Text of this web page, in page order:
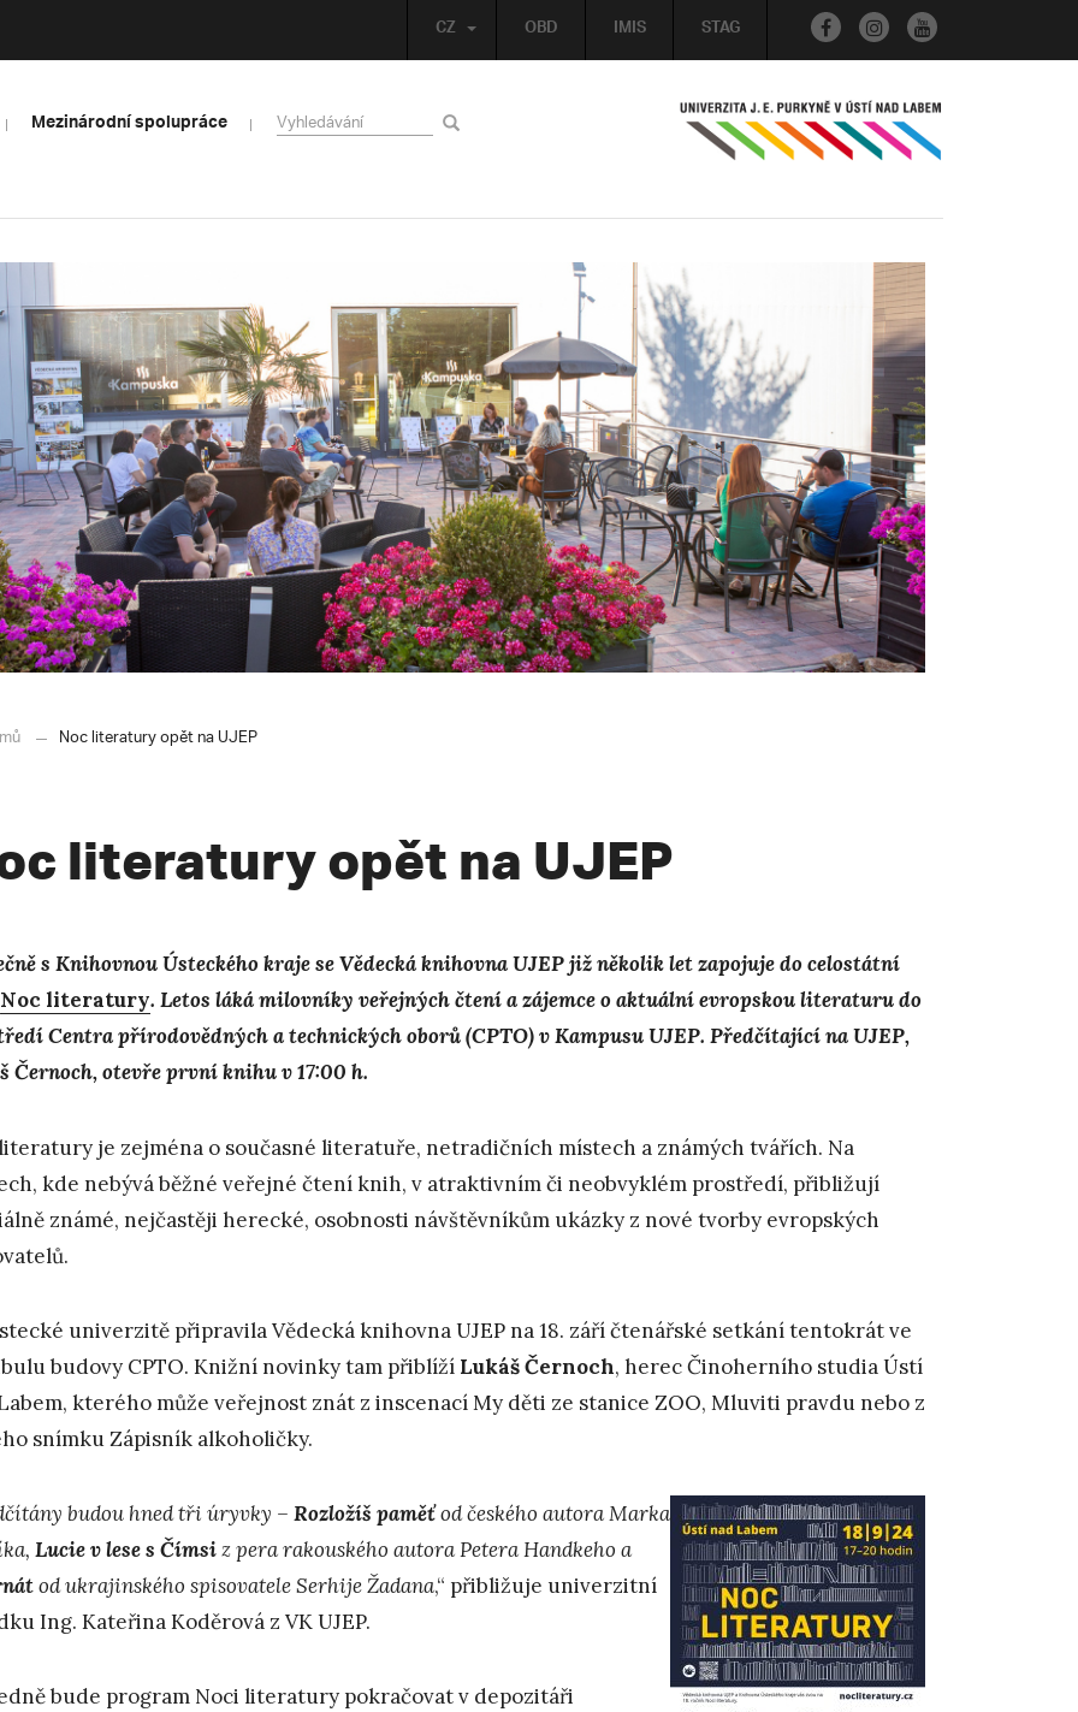
OBD IMIS STAG
CZ
Mezinárodní spolupráce
Noc literatury opět na UJEP
literatury opět na UJEP
s Knihovnou Ústeckého kraje se Vědecká knihovna UJEP již několik let zapojuje do celostátní
Noc literatury. Letos láká milovníky veřejných čtení a zájemce o aktuální evropskou literaturudo
Centra přírodovědných a technických oborů (CPTO) v Kampusu UJEP. Předčítající na UJEP,
Černoch, otevře první knihu v 17:00 h.
je zejména o současné literatuře, netradičních místech a známých tvářích. Na
kde nebývá běžné veřejné čtení knih, v atraktivním či neobvyklém prostředí, přibližují
známé, nejčastěji herecké, osobnosti návštěvníkům ukázky z nové tvorby evropských
univerzitě připravila Vědecká knihovna UJEP na 18. září čtenářské setkání tentokrát ve
budovy CPTO. Knižní novinky tam přiblíží Lukáš Černoch, herec Činoherního studia Ústí
kterého může veřejnost znát z inscenací My děti ze stanice ZOO, Mluviti pravdu nebo z
snímku Zápisník alkoholičky.
budou hned tři úryvky – Rozložíš paměťod českého autora Marka
Lucie v lese s Čímsiz pera rakouského autora Petera Handkeho a
od ukrajinského spisovatele Serhije Žadana,“ přibližuje univerzitní
Ing. Kateřina Koděrová z VK UJEP.
bude program Noci literatury pokračovat v depozitáři